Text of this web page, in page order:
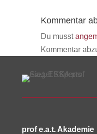
Kommentar
Du musst
Kommentar
prof e.a.t. Akademie